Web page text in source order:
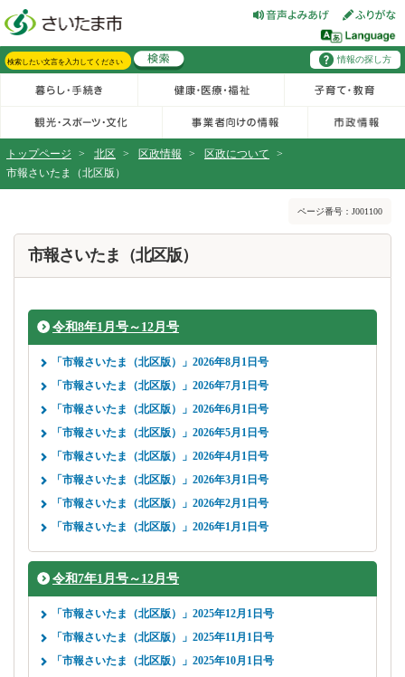
情報の探し方
トップページ > 北区 > 区政情報 > 区政について
>
市報さいたま（北区版）
ページ番号：J001100
市報さいたま（北区版）
令和8年1月号～12月号
「市報さいたま（北区版）」2026年8月1日号
「市報さいたま（北区版）」2026年7月1日号
「市報さいたま（北区版）」2026年6月1日号
「市報さいたま（北区版）」2026年5月1日号
「市報さいたま（北区版）」2026年4月1日号
「市報さいたま（北区版）」2026年3月1日号
「市報さいたま（北区版）」2026年2月1日号
「市報さいたま（北区版）」2026年1月1日号
令和7年1月号～12月号
「市報さいたま（北区版）」2025年12月1日号
「市報さいたま（北区版）」2025年11月1日号
「市報さいたま（北区版）」2025年10月1日号